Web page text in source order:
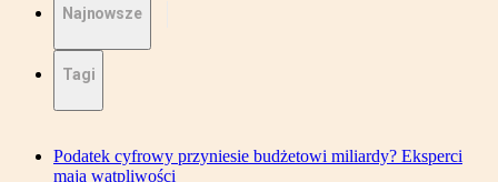
Najnowsze
Tagi
Podatek cyfrowy przyniesie budżetowi miliardy? Eksperci
mają wątpliwości